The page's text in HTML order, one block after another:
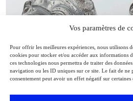
Vos paramètres de
Pour offrir les meilleures expériences, nous utilisons
cookies pour stocker et/ou accéder aux informations
ces technologies nous permettra de traiter des
navigation ou les ID uniques sur ce site. Le fait de ne
consentement peut avoir un effet négatif sur certaines